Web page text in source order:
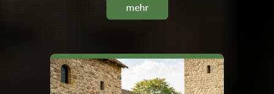
mehr